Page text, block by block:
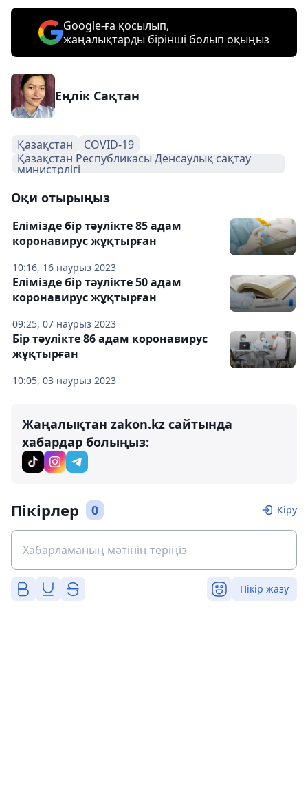
Google-ға қосылып,
жаңалықтарды бірінші болып оқыңыз
Еңлік Сақтан
Қазақстан
COVID-19
Қазақстан Республикасы Денсаулық сақтау
министрлігі
Оқи отырыңыз
10:16, 16 наурыз 2023
Елімізде бір тәулікте 85 адам
коронавирус жұқтырған
09:25, 07 наурыз 2023
Елімізде бір тәулікте 50 адам
коронавирус жұқтырған
10:05, 03 наурыз 2023
Бір тәулікте 86 адам коронавирус
жұқтырған
Жаңалықтан zakon.kz сайтында
хабардар болыңыз:
Пікірлер 0 Кіру
Пікір жазу